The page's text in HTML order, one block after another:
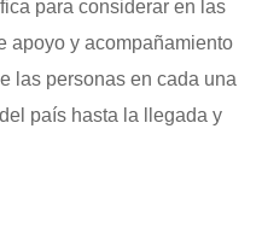
para considerar en las
apoyo y acompañamiento
las personas en cada una
país hasta la llegada y